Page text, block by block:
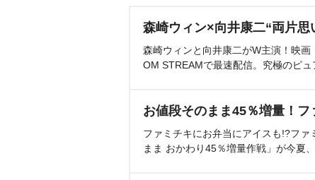
森崎ウィン×向井康二“両片思
森崎ウィンと向井康二がW主演！映
OM STREAMで最速配信。究極のピュ
お値段そのまま45％増量！
ファミチキにお弁当にアイスも!?フ
まま おかわり45％増量作戦」が今夏